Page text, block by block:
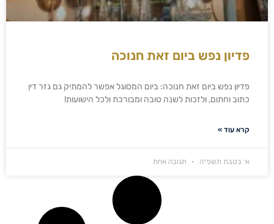
פדיון נפש ביום זאת חנוכה
פדיון נפש ביום זאת חנוכה: ביום המסוגל אפשר להמתיק גם גזר דין
כתוב וחתום, ולזכות לשנה טובה ומבורכת ולכל הישועות!
קרא עוד »
א׳ בטבת תשפ״ה תגובה אחת